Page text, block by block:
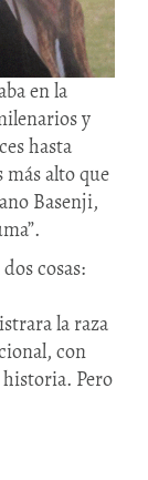
en la
y
hasta
más alto que
Basenji,
cosas:
la raza
con
historia. Pero